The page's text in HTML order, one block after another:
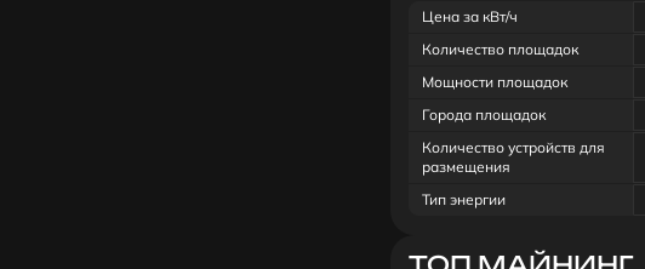
Цена за кВт/ч
Количество площадок
Мощности площадок
Города площадок
Количество устройств для
размещения
Тип энергии